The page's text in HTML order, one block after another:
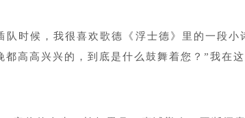
队时候，我很喜欢歌德《浮士德》里的一段
都高高兴兴的，到底是什么鼓舞着您？”我在